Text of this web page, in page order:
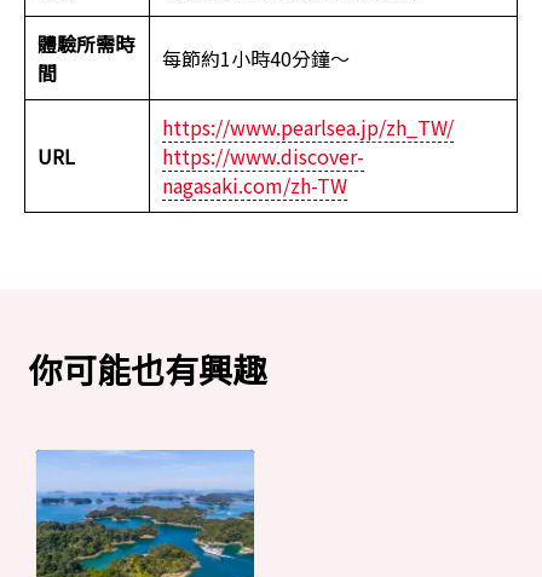
體驗所需時
間
每節約1小時40分鐘～
URL
https://www.pearlsea.jp/zh_TW/
https://www.discover-
nagasaki.com/zh-TW
你可能也有興趣